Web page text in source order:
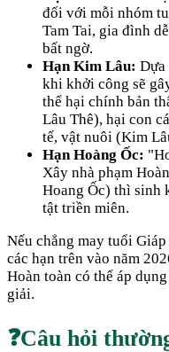
đối với mỗi nhóm
Tam Tai, gia đình
bất ngờ.
Hạn Kim Lâu:
khi khởi công sẽ
thể hại chính bản
Lâu Thê), hại con
tế, vật nuôi (Kim
Hạn Hoàng Ốc:
Xây nhà phạm
Hoang Ốc) thì sinh
tật triền miên.
Nếu chẳng may tuổi
các hạn trên vào năm
Hoàn toàn có thể áp
giải.
❓Câu hỏi